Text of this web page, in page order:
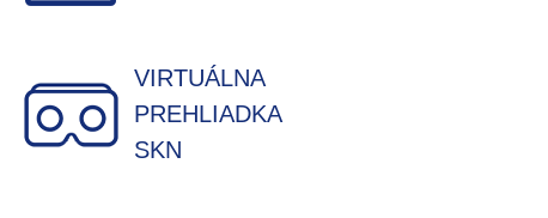
VIRTUÁLNA
PREHLIADKA
SKN